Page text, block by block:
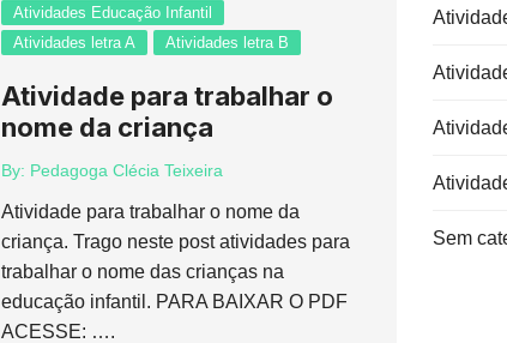
Atividades Educação Infantil
Atividades letra A
Atividades letra B
Atividade para trabalhar o
nome da criança
By: Pedagoga Clécia Teixeira
Atividade para trabalhar o nome da
criança. Trago neste post atividades para
trabalhar o nome das crianças na
educação infantil. PARA BAIXAR O PDF
ACESSE: ….
Sem